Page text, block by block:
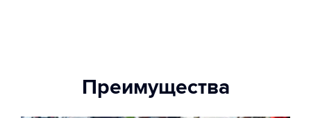
Преимущества